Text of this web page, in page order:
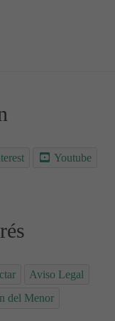
no sabe o no quiere
para que tus hijos
Youtube
Aviso Legal
del Menor